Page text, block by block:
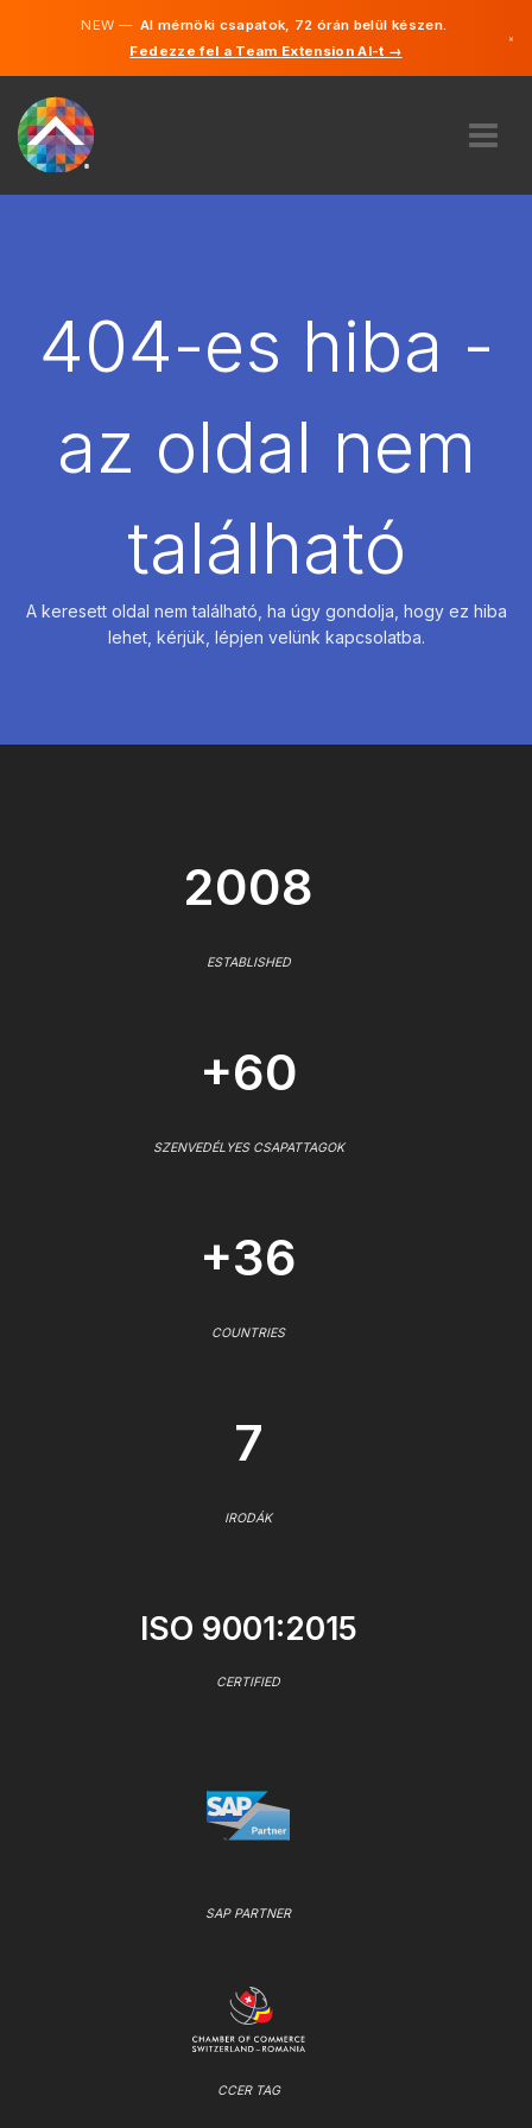
NEW —AI mérnöki csapatok, 72 órán belül készen.
Fedezze fel a Team Extension AI-t →
×
BÉREL
404-es hiba -
az oldal nem
található
A keresett oldal nem található, ha úgy gondolja, hogy ez hiba
lehet, kérjük, lépjen velünk kapcsolatba.
2008
ESTABLISHED
+60
SZENVEDÉLYES CSAPATTAGOK
+36
COUNTRIES
7
IRODÁK
ISO 9001:2015
CERTIFIED
SAP PARTNER
CCER TAG